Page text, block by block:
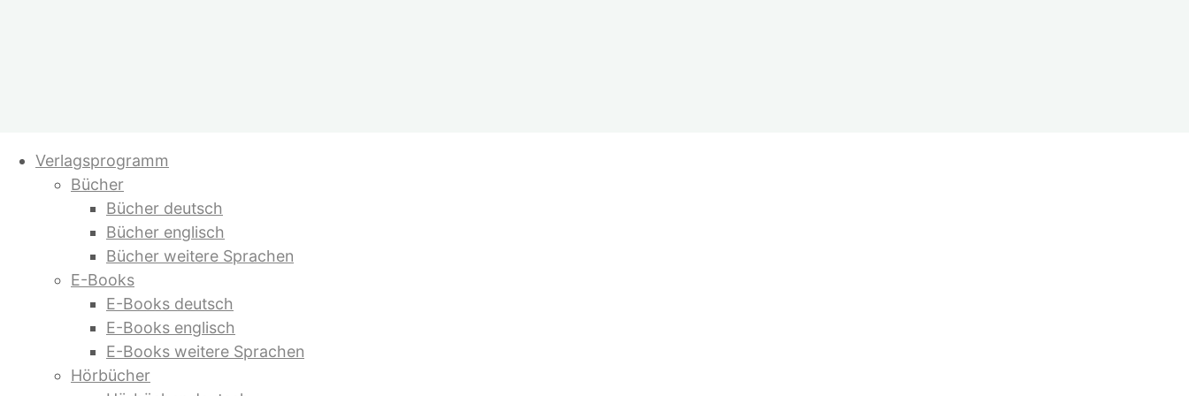
Inhalt
springen
Verlagsprogramm
Bücher
Bücher deutsch
Bücher englisch
Bücher weitere Sprachen
E-Books
E-Books deutsch
E-Books englisch
E-Books weitere Sprachen
Hörbücher